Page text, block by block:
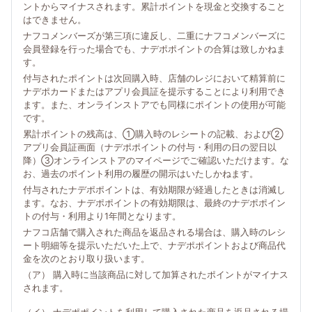
ントからマイナスされます。累計ポイントを現金と交換すること
はできません。
ナフコメンバーズが第三項に違反し、二重にナフコメンバーズに
会員登録を行った場合でも、ナデポポイントの合算は致しかねま
す。
付与されたポイントは次回購入時、店舗のレジにおいて精算前に
ナデポカードまたはアプリ会員証を提示することにより利用でき
ます。また、オンラインストアでも同様にポイントの使用が可能
です。
累計ポイントの残高は、①購入時のレシートの記載、および②
アプリ会員証画面（ナデポポイントの付与・利用の日の翌日以
降）③オンラインストアのマイページでご確認いただけます。な
お、過去のポイント利用の履歴の開示はいたしかねます。
付与されたナデポポイントは、有効期限が経過したときは消滅し
ます。なお、ナデポポイントの有効期限は、最終のナデポポイン
トの付与・利用より1年間となります。
ナフコ店舗で購入された商品を返品される場合は、購入時のレシ
ート明細等を提示いただいた上で、ナデポポイントおよび商品代
金を次のとおり取り扱います。
（ア） 購入時に当該商品に対して加算されたポイントがマイナス
されます。